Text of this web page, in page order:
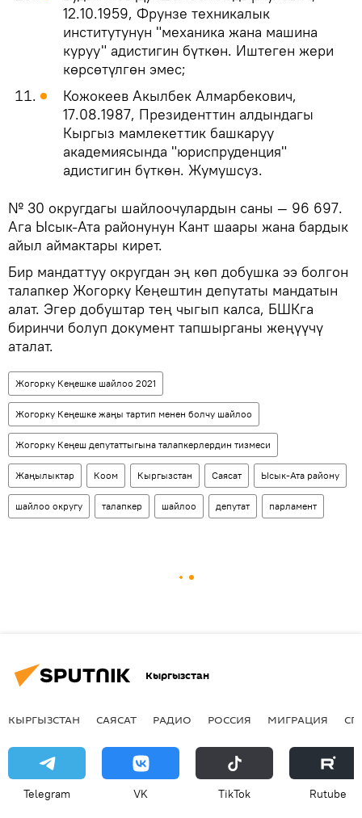
12.10.1959, Фрунзе техникалык
институтунун "механика жана машина
куруу" адистигин бүткөн. Иштеген жери
көрсөтүлгөн эмес;
Кожокеев Акылбек Алмарбекович,
17.08.1987, Президенттин алдындагы
Кыргыз мамлекеттик башкаруу
академиясында "юриспруденция"
адистигин бүткөн. Жумушсуз.
№ 30 округдагы шайлоочулардын саны — 96 697.
Ага Ысык-Ата районунун Кант шаары жана бардык
айыл аймактары кирет.
Бир мандаттуу округдан эң көп добушка ээ болгон
талапкер Жогорку Кеңештин депутаты мандатын
алат. Эгер добуштар тең чыгып калса, БШКга
биринчи болуп документ тапшырганы жеңүүчү
аталат.
Жогорку Кеңешке шайлоо 2021
Жогорку Кеңешке жаңы тартип менен болчу шайлоо
Жогорку Кеңеш депутаттыгына талапкерлердин тизмеси
Жаңылыктар Коом Кыргызстан Саясат Ысык-Ата району
шайлоо округу талапкер шайлоо депутат парламент
Кыргызстан
КЫРГЫЗСТАН САЯСАТ РАДИО РОССИЯ МИГРАЦИЯ
Telegram VK ТikТоk Rutube